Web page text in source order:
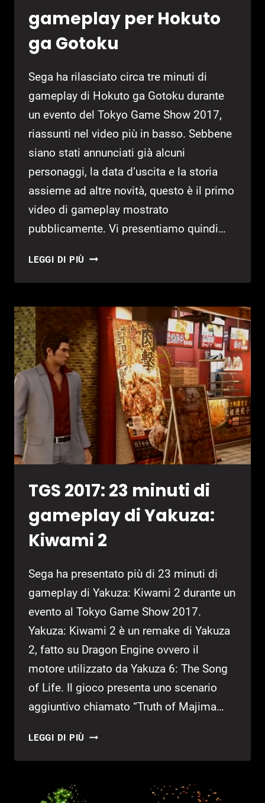
gameplay per Hokuto
ga Gotoku
Sega ha rilasciato circa tre minuti di
gameplay di Hokuto ga Gotoku durante
un evento del Tokyo Game Show 2017,
riassunti nel video più in basso. Sebbene
siano stati annunciati già alcuni
personaggi, la data d’uscita e la storia
assieme ad altre novità, questo è il primo
video di gameplay mostrato
pubblicamente. Vi presentiamo quindi…
LEGGI DI PIÙ TGS
TRAILER
HOKUTO
GA
GOTOKU
TGS 2017: 23 minuti di
gameplay di Yakuza:
Kiwami 2
Sega ha presentato più di 23 minuti di
gameplay di Yakuza: Kiwami 2 durante un
evento al Tokyo Game Show 2017.
Yakuza: Kiwami 2 è un remake di Yakuza
2, fatto su Dragon Engine ovvero il
motore utilizzato da Yakuza 6: The Song
of Life. Il gioco presenta uno scenario
aggiuntivo chiamato “Truth of Majima…
LEGGI DI PIÙ TGS